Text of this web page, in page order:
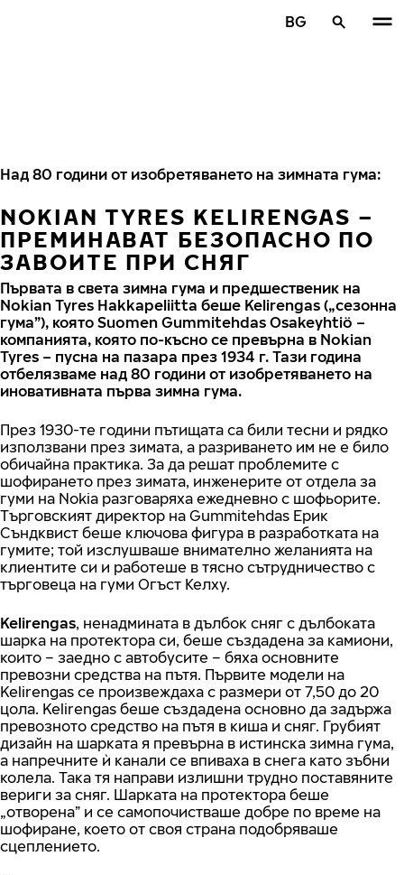
BG
Над 80 години от изобретяването на зимната гума:
NOKIAN TYRES KELIRENGAS –
ПРЕМИНАВАТ БЕЗОПАСНО ПО
ЗАВОИТЕ ПРИ СНЯГ
Първата в света зимна гума и предшественик на
Nokian Tyres Hakkapeliitta беше Kelirengas („сезонна
гума”), която Suomen Gummitehdas Osakeyhtiö –
компанията, която по-късно се превърна в Nokian
Tyres – пусна на пазара през 1934 г. Тази година
отбелязваме над 80 години от изобретяването на
иновативната първа зимна гума.
През 1930-те години пътищата са били тесни и рядко
използвани през зимата, а разриването им не е било
обичайна практика. За да решат проблемите с
шофирането през зимата, инженерите от отдела за
гуми на Nokia разговаряха ежедневно с шофьорите.
Търговският директор на Gummitehdas Ерик
Съндквист беше ключова фигура в разработката на
гумите; той изслушваше внимателно желанията на
клиентите си и работеше в тясно сътрудничество с
търговеца на гуми Огъст Келху.
Kelirengas, ненадмината в дълбок сняг с дълбоката
шарка на протектора си, беше създадена за камиони,
които – заедно с автобусите – бяха основните
превозни средства на пътя. Първите модели на
Kelirengas се произвеждаха с размери от 7,50 до 20
цола. Kelirengas беше създадена основно да задържа
превозното средство на пътя в киша и сняг. Грубият
дизайн на шарката я превърна в истинска зимна гума,
а напречните ѝ канали се впиваха в снега като зъбни
колела. Така тя направи излишни трудно поставяните
вериги за сняг. Шарката на протектора беше
„отворена” и се самопочистваше добре по време на
шофиране, което от своя страна подобряваше
сцеплението.